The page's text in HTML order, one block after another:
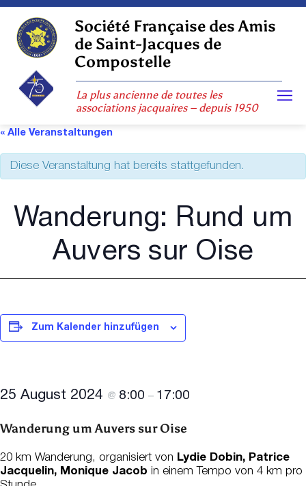
Skip
content
Société Française des Amis
de Saint-Jacques de
Compostelle
La plus ancienne de toutes les
associations jacquaires – depuis 1950
« Alle Veranstaltungen
Diese Veranstaltung hat bereits stattgefunden.
Wanderung: Rund um
Auvers sur Oise
Zum Kalender hinzufügen
25 August 2024 @ 8:00 – 17:00
Wanderung um Auvers sur Oise
20 km Wanderung, organisiert von Lydie Dobin, Patrice
Jacquelin, Monique Jacob in einem Tempo von 4 km pro